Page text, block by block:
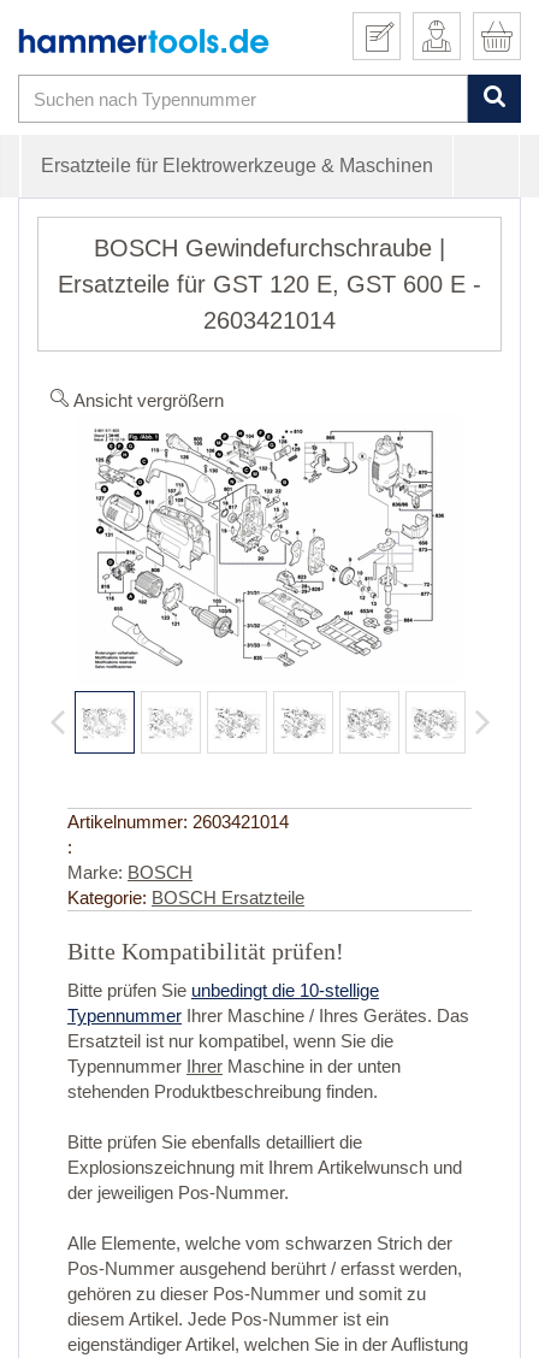
Ersatzteile für Elektrowerkzeuge & Maschinen
BOSCH Gewindefurchschraube |
Ersatzteile für GST 120 E, GST 600 E -
2603421014
Ansicht vergrößern
Artikelnummer: 2603421014
:
Marke: BOSCH
Kategorie: BOSCH Ersatzteile
Bitte Kompatibilität prüfen!
Bitte prüfen Sie unbedingt die 10-stellige
Typennummer Ihrer Maschine / Ihres Gerätes. Das
Ersatzteil ist nur kompatibel, wenn Sie die
Typennummer Ihrer Maschine in der unten
stehenden Produktbeschreibung finden.
Bitte prüfen Sie ebenfalls detailliert die
Explosionszeichnung mit Ihrem Artikelwunsch und
der jeweiligen Pos-Nummer.
Alle Elemente, welche vom schwarzen Strich der
Pos-Nummer ausgehend berührt / erfasst werden,
gehören zu dieser Pos-Nummer und somit zu
diesem Artikel. Jede Pos-Nummer ist ein
eigenständiger Artikel, welchen Sie in der Auflistung